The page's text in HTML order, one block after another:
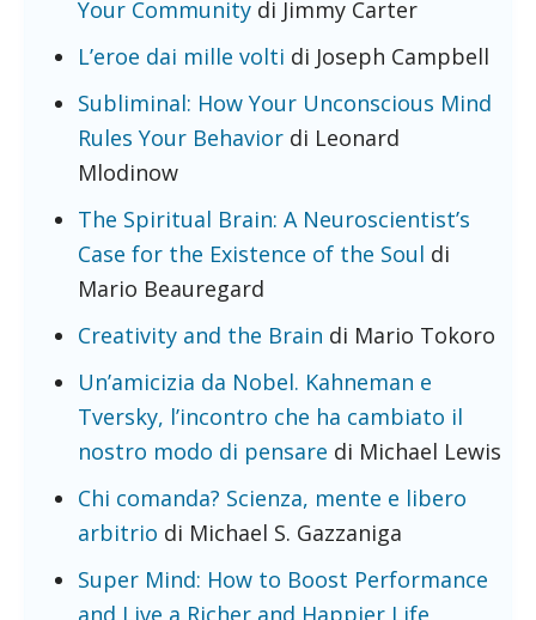
Your Community di Jimmy Carter
L’eroe dai mille volti di Joseph Campbell
Subliminal: How Your Unconscious Mind
Rules Your Behavior di Leonard
Mlodinow
The Spiritual Brain: A Neuroscientist’s
Case for the Existence of the Soul di
Mario Beauregard
Creativity and the Brain di Mario Tokoro
Un’amicizia da Nobel. Kahneman e
Tversky, l’incontro che ha cambiato il
nostro modo di pensare di Michael Lewis
Chi comanda? Scienza, mente e libero
arbitrio di Michael S. Gazzaniga
Super Mind: How to Boost Performance
and Live a Richer and Happier Life